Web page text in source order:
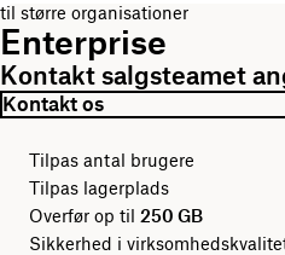
til større organisationer
Enterprise
Kontakt salgsteamet
Kontakt os
Tilpas antal brugere
Tilpas lagerplads
Overfør op til 250 GB
Sikkerhed i